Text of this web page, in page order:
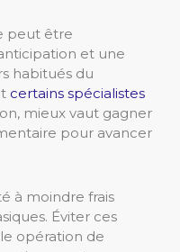
peut être
et une
habitués du
certains spécialistes
mieux vaut gagner
pour avancer
à moindre frais
Éviter ces
opération de